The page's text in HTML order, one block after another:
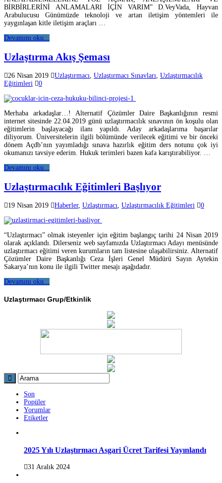
BİRBİRLERİNİ ANLAMALARI İÇİN VARIM” D.VeyVada, Hayvan
Arabulucusu Günümüzde teknoloji ve artan iletişim yöntemleri ile
yaygınlaşan kitle iletişim araçları …
Devamını oku...
Uzlaştırma Akış Şeması
26 Nisan 2019 Uzlaştırmacı, Uzlaştırmacı Sınavları, Uzlaştırmacılık
Eğitimleri
0
Merhaba arkadaşlar…! Alternatif Çözümler Daire Başkanlığının resmi
internet sitesinde 22.04.2019 günü uzlaştırmacılık sınavının ön koşulu olan
eğitimlerin başlayacağı ilanı yapıldı. Aday arkadaşlarıma başarılar
diliyorum. Üniversitelerin ilgili bölümünde verilecek eğitimi ve bir önceki
dönem Açdb’nın yayımladığı sınava hazırlık eğitim ders notunu çok iyi
okumanızı tavsiye ederim. Hukuk terimleri bazen kafa karıştırabiliyor. …
Devamını oku...
Uzlaştırmacılık Eğitimleri Başlıyor
19 Nisan 2019 Haberler, Uzlaştırmacı, Uzlaştırmacılık Eğitimleri 0
“Uzlaştırmacı” olmak isteyenler için eğitim başlangıç tarihi 24 Nisan 2019
olarak açıklandı. Dilerseniz web sayfamızda Uzlaştırmacı Adayı menüsünde
uzlaştırmacı eğitimi veren kurumların tam listesine ulaşabilirsiniz. Alternatif
Çözümler Daire Başkanlığı Ceza İşleri Genel Müdürü Sayın Aytekin
Sakarya’nın konu ile ilgili Twitter mesajı aşağıdadır.
Devamını oku...
Uzlaştırmacı Grup/Etkinlik
Son
Popüler
Yorumlar
Etiketler
2025 Yılı Uzlaştırmacı Asgari Ücret Tarifesi Yayınlandı
31 Aralık 2024